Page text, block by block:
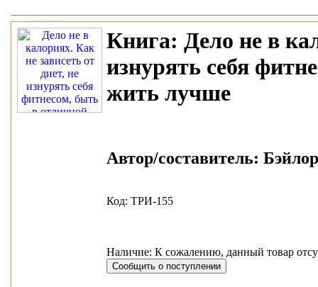
Книга: Дело не в
изнурять себя
жить лучше
Автор/составитель:
Код: ТРИ-155
Наличие: К сожалению, данный товар